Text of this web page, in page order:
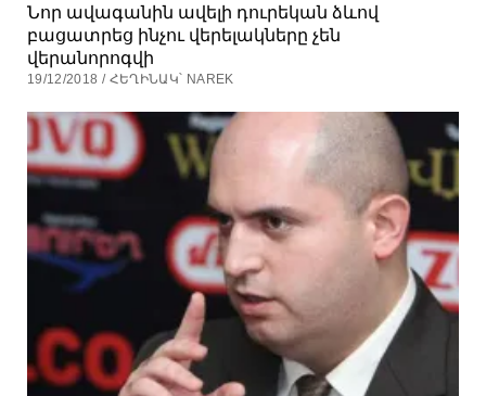
Նոր ավագանին ավելի դուրեկան ձևով
բացատրեց ինչու վերելակները չեն
վերանորոգվի
19/12/2018 / ՀԵՂԻՆԱԿ՝ NAREK